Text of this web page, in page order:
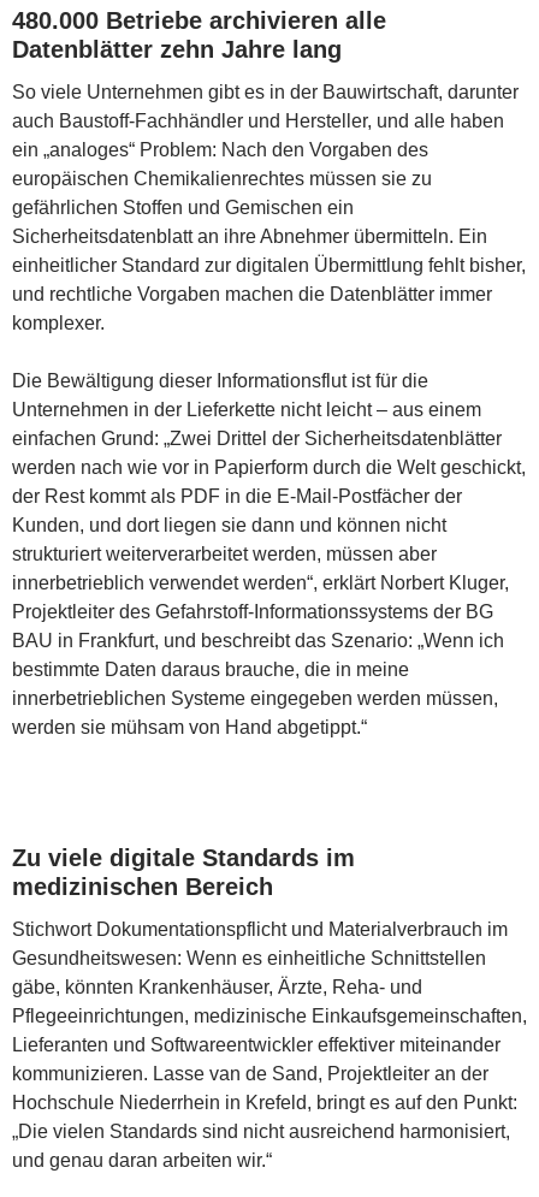
480.000 Betriebe archivieren alle
Datenblätter zehn Jahre lang
So viele Unternehmen gibt es in der Bauwirtschaft, darunter
auch Baustoff-Fachhändler und Hersteller, und alle haben
ein „analoges“ Problem: Nach den Vorgaben des
europäischen Chemikalienrechtes müssen sie zu
gefährlichen Stoffen und Gemischen ein
Sicherheitsdatenblatt an ihre Abnehmer übermitteln. Ein
einheitlicher Standard zur digitalen Übermittlung fehlt bisher,
und rechtliche Vorgaben machen die Datenblätter immer
komplexer.
Die Bewältigung dieser Informationsflut ist für die
Unternehmen in der Lieferkette nicht leicht – aus einem
einfachen Grund: „Zwei Drittel der Sicherheitsdatenblätter
werden nach wie vor in Papierform durch die Welt geschickt,
der Rest kommt als PDF in die E-Mail-Postfächer der
Kunden, und dort liegen sie dann und können nicht
strukturiert weiterverarbeitet werden, müssen aber
innerbetrieblich verwendet werden“, erklärt Norbert Kluger,
Projektleiter des Gefahrstoff-Informationssystems der BG
BAU in Frankfurt, und beschreibt das Szenario: „Wenn ich
bestimmte Daten daraus brauche, die in meine
innerbetrieblichen Systeme eingegeben werden müssen,
werden sie mühsam von Hand abgetippt.“
Zu viele digitale Standards im
medizinischen Bereich
Stichwort Dokumentationspflicht und Materialverbrauch im
Gesundheitswesen: Wenn es einheitliche Schnittstellen
gäbe, könnten Krankenhäuser, Ärzte, Reha- und
Pflegeeinrichtungen, medizinische Einkaufsgemeinschaften,
Lieferanten und Softwareentwickler effektiver miteinander
kommunizieren. Lasse van de Sand, Projektleiter an der
Hochschule Niederrhein in Krefeld, bringt es auf den Punkt:
„Die vielen Standards sind nicht ausreichend harmonisiert,
und genau daran arbeiten wir.“